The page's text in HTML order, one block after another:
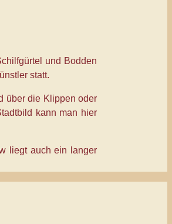
und Bodden
statt.
über die Klippen oder
kann man hier
liegt auch ein langer